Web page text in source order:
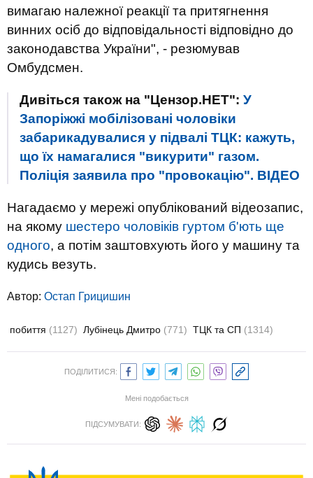
вимагаю належної реакції та притягнення
винних осіб до відповідальності відповідно до
законодавства України", - резюмував
Омбудсмен.
Дивіться також на "Цензор.НЕТ": У
Запоріжжі мобілізовані чоловіки
забарикадувалися у підвалі ТЦК: кажуть,
що їх намагалися "викурити" газом.
Поліція заявила про "провокацію". ВIДЕО
Нагадаємо у мережі опублікований відеозапис,
на якому шестеро чоловіків гуртом б'ють ще
одного, а потім заштовхують його у машину та
кудись везуть.
Автор: Остап Грицишин
побиття (1127) Лубінець Дмитро (771) ТЦК та СП (1314)
ПОДІЛИТИСЯ:
Мені подобається
ПІДСУМУВАТИ: